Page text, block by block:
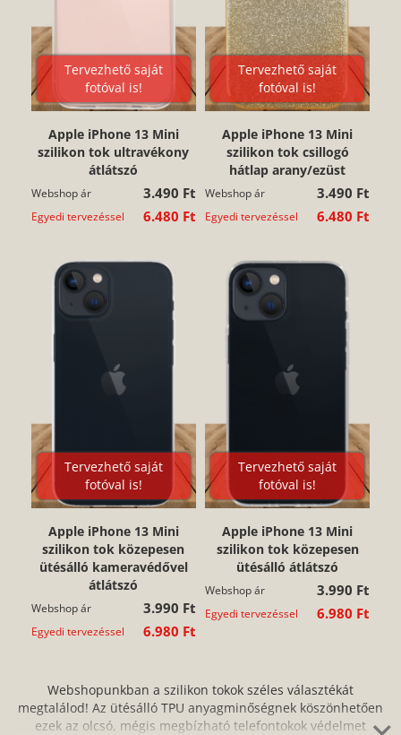
Tervezhető saját
fotóval is!
Apple iPhone 13 Mini
szilikon tok ultravékony
átlátszó
Webshop ár 3.490 Ft
Egyedi tervezéssel 6.480 Ft
Tervezhető saját
fotóval is!
Apple iPhone 13 Mini
szilikon tok csillogó
hátlap arany/ezüst
Webshop ár 3.490 Ft
Egyedi tervezéssel 6.480 Ft
Tervezhető saját
fotóval is!
Apple iPhone 13 Mini
szilikon tok közepesen
ütésálló kameravédővel
átlátszó
Webshop ár 3.990 Ft
Egyedi tervezéssel 6.980 Ft
Tervezhető saját
fotóval is!
Apple iPhone 13 Mini
szilikon tok közepesen
ütésálló átlátszó
Webshop ár 3.990 Ft
Egyedi tervezéssel 6.980 Ft
Webshopunkban a szilikon tokok széles választékát
megtalálod! Az ütésálló TPU anyagminőségnek köszönhetően
ezek az olcsó, mégis megbízható telefontokok védelmet